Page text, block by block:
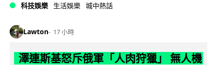
科技娛樂 生活娛樂 城中熱話
Lawton 17 小時
澤連斯基怒斥俄軍「人肉狩獵」 無人機